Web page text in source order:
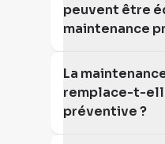
peuvent être
maintenance
La
remplace-t-
préventive ?